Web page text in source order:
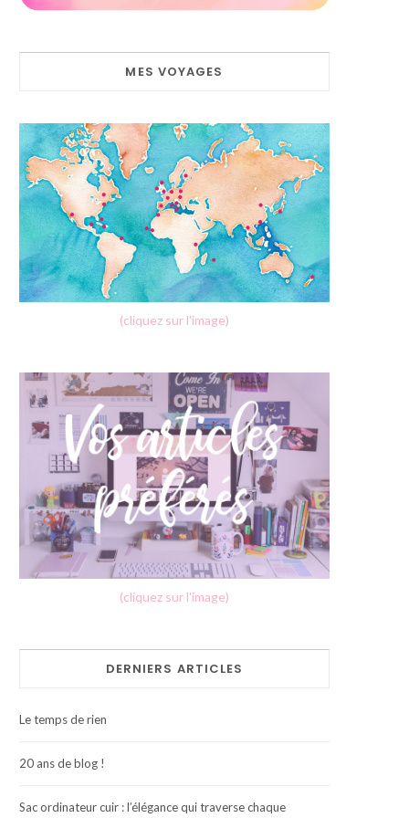
MES VOYAGES
(cliquez sur l'image)
(cliquez sur l'image)
DERNIERS ARTICLES
Le temps de rien
20 ans de blog !
Sac ordinateur cuir : l’élégance qui traverse chaque